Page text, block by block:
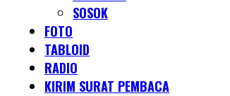
SOSOK
FOTO
TABLOID
RADIO
KIRIM SURAT PEMBACA